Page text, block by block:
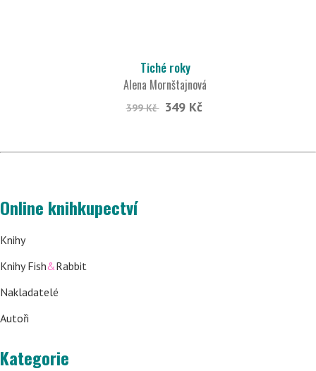
Tiché roky
Alena Mornštajnová
399 Kč 349 Kč
Online knihkupectví
Knihy
Knihy Fish&Rabbit
Nakladatelé
Autoři
Kategorie